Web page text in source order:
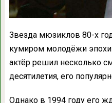
Звезда мюзиклов 80-х
кумиром молодёжи эпохи
актёр решил несколько
десятилетия, его
Однако в 1994 году его